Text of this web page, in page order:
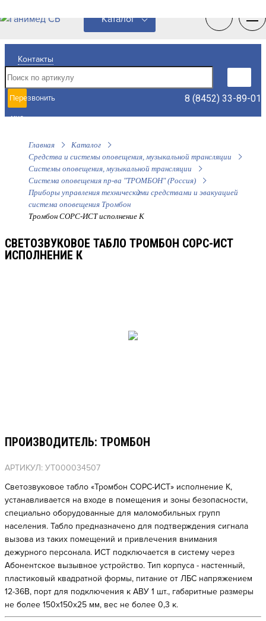
Контакты
Перезвонить
мне
8 (8452) 33-89-01
Каталог
Главная
Каталог
Средства и системы оповещения, музыкальной трансляции
Системы оповещения, музыкальной трансляции
Система оповещения пр-ва "ТРОМБОН" (Россия)
Приборы управления техническими средствами и эвакуацией
система оповещения Тромбон
Тромбон СОРС-ИСТ исполнение К
СВЕТОЗВУКОВОЕ ТАБЛО ТРОМБОН СОРС-ИСТ
ИСПОЛНЕНИЕ К
ПРОИЗВОДИТЕЛЬ: ТРОМБОН
АРТИКУЛ: УТ000034507
Светозвуковое табло «Тромбон СОРС-ИСТ» исполнение К,
устанавливается на входе в помещения и зоны безопасности,
специально оборудованные для маломобильных групп
населения. Табло предназначено для подтверждения сигнала
вызова из таких помещений и привлечения внимания
дежурного персонала. ИСТ подключается в систему через
Абонентское вызывное устройство. Тип корпуса - настенный,
пластиковый квадратной формы, питание от ЛБС напряжением
12-36В, порт для подключения к АВУ 1 шт., габаритные размеры
не более 150х150х25 мм, вес не более 0,3 к.